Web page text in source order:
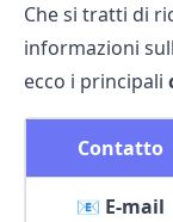
Che si tratti di
informazioni
ecco i principali
Contatto
📧 E-mail